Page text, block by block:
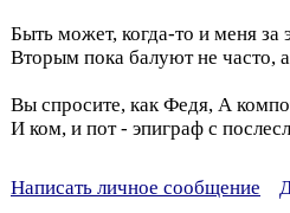
Быть может, когда-то и меня за
Вторым пока балуют не часто,
Вы спросите, как Федя, А
И ком, и пот - эпиграф с
Написать личное сообщение